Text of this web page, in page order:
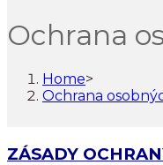
Ochrana
Home>
Ochrana
ZÁSADY